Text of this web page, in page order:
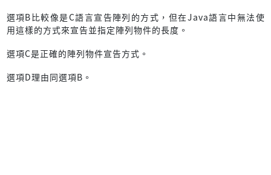
選項B比較像是C語言宣告陣列的方式，但在Java語言中無法使
用這樣的方式來宣告並指定陣列物件的長度。
選項C是正確的陣列物件宣告方式。
選項D理由同選項B。